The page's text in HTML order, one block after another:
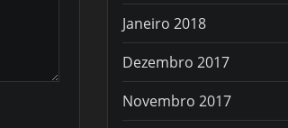
Janeiro 2018
Dezembro 2017
Novembro 2017